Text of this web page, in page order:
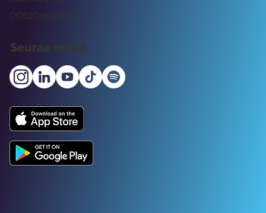
00510 Helsinki
Seuraa meitä